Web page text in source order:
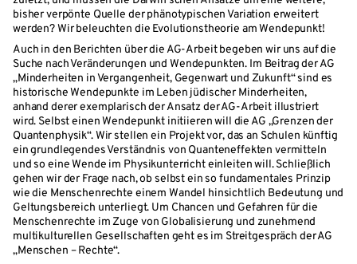
bisher verpönte Quelle der phänotypischen Variation erweitert
werden? Wir beleuchten die Evolutionstheorie am Wendepunkt!
Auch in den Berichten über die AG-Arbeit begeben wir uns auf die
Suche nach Veränderungen und Wendepunkten. Im Beitrag der AG
„Minderheiten in Vergangenheit, Gegenwart und Zukunft“ sind es
historische Wendepunkte im Leben jüdischer Minderheiten,
anhand derer exemplarisch der Ansatz der AG-Arbeit illustriert
wird. Selbst einen Wendepunkt initiieren will die AG „Grenzen der
Quantenphysik“. Wir stellen ein Projekt vor, das an Schulen künftig
ein grundlegendes Verständnis von Quanteneffekten vermitteln
und so eine Wende im Physikunterricht einleiten will. Schließlich
gehen wir der Frage nach, ob selbst ein so fundamentales Prinzip
wie die Menschenrechte einem Wandel hinsichtlich Bedeutung und
Geltungsbereich unterliegt. Um Chancen und Gefahren für die
Menschenrechte im Zuge von Globalisierung und zunehmend
multikulturellen Gesellschaften geht es im Streitgespräch der AG
„Menschen – Rechte“.